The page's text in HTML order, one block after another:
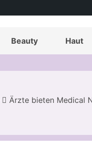
Beauty Haut
Ärzte bieten Medical